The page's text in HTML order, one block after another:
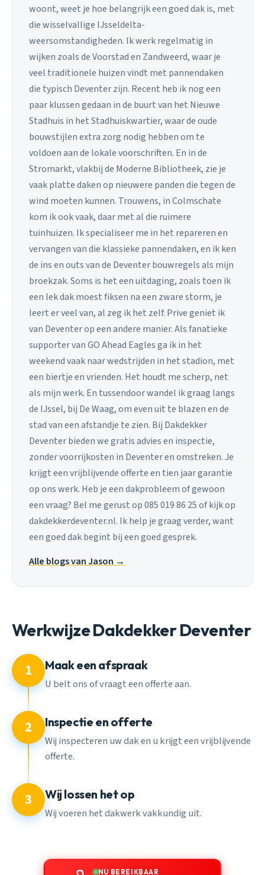
woont, weet je hoe belangrijk een goed dak is, met
die wisselvallige IJsseldelta-
weersomstandigheden. Ik werk regelmatig in
wijken zoals de Voorstad en Zandweerd, waar je
veel traditionele huizen vindt met pannendaken
die typisch Deventer zijn. Recent heb ik nog een
paar klussen gedaan in de buurt van het Nieuwe
Stadhuis in het Stadhuiskwartier, waar de oude
bouwstijlen extra zorg nodig hebben om te
voldoen aan de lokale voorschriften. En in de
Stromarkt, vlakbij de Moderne Bibliotheek, zie je
vaak platte daken op nieuwere panden die tegen de
wind moeten kunnen. Trouwens, in Colmschate
kom ik ook vaak, daar met al die ruimere
tuinhuizen. Ik specialiseer me in het repareren en
vervangen van die klassieke pannendaken, en ik ken
de ins en outs van de Deventer bouwregels als mijn
broekzak. Soms is het een uitdaging, zoals toen ik
een lek dak moest fiksen na een zware storm, je
leert er veel van, al zeg ik het zelf. Prive geniet ik
van Deventer op een andere manier. Als fanatieke
supporter van GO Ahead Eagles ga ik in het
weekend vaak naar wedstrijden in het stadion, met
een biertje en vrienden. Het houdt me scherp, net
als mijn werk. En tussendoor wandel ik graag langs
de IJssel, bij De Waag, om even uit te blazen en de
stad van een afstandje te zien. Bij Dakdekker
Deventer bieden we gratis advies en inspectie,
zonder voorrijkosten in Deventer en omstreken. Je
krijgt een vrijblijvende offerte en tien jaar garantie
op ons werk. Heb je een dakprobleem of gewoon
een vraag? Bel me gerust op 085 019 86 25 of kijk op
dakdekkerdeventer.nl. Ik help je graag verder, want
een goed dak begint bij een goed gesprek.
Alle blogs van Jason →
Werkwijze Dakdekker Deventer
1 Maak een afspraak
U belt ons of vraagt een offerte aan.
2 Inspectie en offerte
Wij inspecteren uw dak en u krijgt een vrijblijvende
offerte.
3 Wij lossen het op
Wij voeren het dakwerk vakkundig uit.
NU BEREIKBAAR